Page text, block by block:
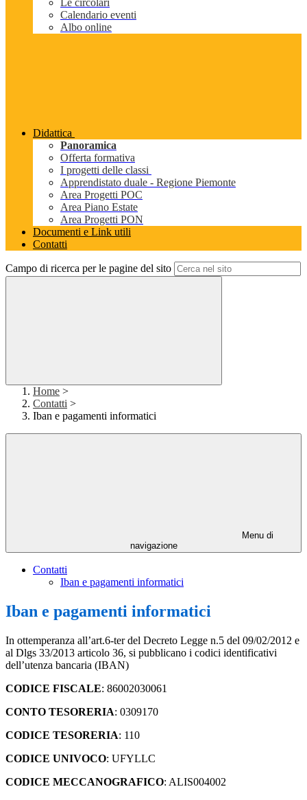
Le circolari
Calendario eventi
Albo online
Didattica
Panoramica
Offerta formativa
I progetti delle classi
Apprendistato duale - Regione Piemonte
Area Progetti POC
Area Piano Estate
Area Progetti PON
Documenti e Link utili
Contatti
Campo di ricerca per le pagine del sito
Home >
Contatti >
Iban e pagamenti informatici
Menu di
navigazione
Contatti
Iban e pagamenti informatici
Iban e pagamenti informatici
In ottemperanza all’art.6-ter del Decreto Legge n.5 del 09/02/2012 e
al Dlgs 33/2013 articolo 36, si pubblicano i codici identificativi
dell’utenza bancaria (IBAN)
CODICE FISCALE: 86002030061
CONTO TESORERIA: 0309170
CODICE TESORERIA: 110
CODICE UNIVOCO: UFYLLC
CODICE MECCANOGRAFICO: ALIS004002